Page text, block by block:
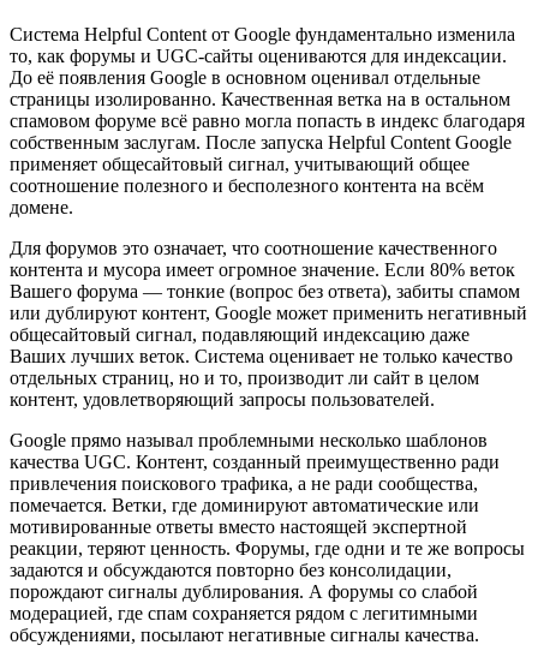
Система Helpful Content от Google фундаментально изменила
то, как форумы и UGC-сайты оцениваются для индексации.
До её появления Google в основном оценивал отдельные
страницы изолированно. Качественная ветка на в остальном
спамовом форуме всё равно могла попасть в индекс благодаря
собственным заслугам. После запуска Helpful Content Google
применяет общесайтовый сигнал, учитывающий общее
соотношение полезного и бесполезного контента на всём
домене.
Для форумов это означает, что соотношение качественного
контента и мусора имеет огромное значение. Если 80% веток
Вашего форума — тонкие (вопрос без ответа), забиты спамом
или дублируют контент, Google может применить негативный
общесайтовый сигнал, подавляющий индексацию даже
Ваших лучших веток. Система оценивает не только качество
отдельных страниц, но и то, производит ли сайт в целом
контент, удовлетворяющий запросы пользователей.
Google прямо называл проблемными несколько шаблонов
качества UGC. Контент, созданный преимущественно ради
привлечения поискового трафика, а не ради сообщества,
помечается. Ветки, где доминируют автоматические или
мотивированные ответы вместо настоящей экспертной
реакции, теряют ценность. Форумы, где одни и те же вопросы
задаются и обсуждаются повторно без консолидации,
порождают сигналы дублирования. А форумы со слабой
модерацией, где спам сохраняется рядом с легитимными
обсуждениями, посылают негативные сигналы качества.